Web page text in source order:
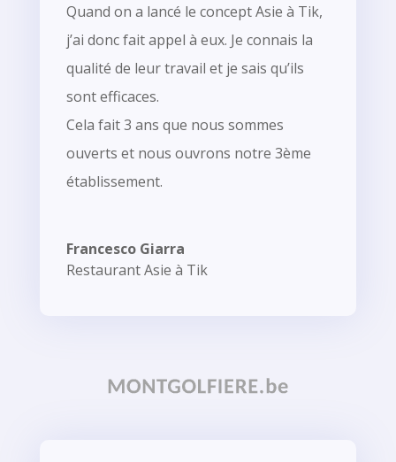
Quand on a lancé le concept Asie à Tik,
j’ai donc fait appel à eux. Je connais la
qualité de leur travail et je sais qu’ils
sont efficaces.
Cela fait 3 ans que nous sommes
ouverts et nous ouvrons notre 3ème
établissement.
Francesco Giarra
Restaurant Asie à Tik